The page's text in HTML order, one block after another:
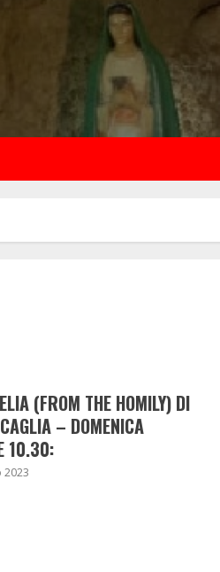
(FROM THE HOMILY) DI
– DOMENICA
10.30:
2023